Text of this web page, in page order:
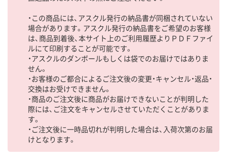
・この商品には、アスクル発行の納品書が同梱されていない
場合があります。アスクル発行の納品書をご希望のお客様
は、商品到着後、本サイト上のご利用履歴よりＰＤＦファイ
ルにて印刷することが可能です。
・アスクルのダンボールもしくは袋でのお届けではありま
せん。
・お客様のご都合によるご注文後の変更・キャンセル・返品・
交換はお受けできません。
・商品のご注文後に商品がお届けできないことが判明した
際には、ご注文をキャンセルさせていただくことがありま
す。
・ご注文後に一時品切れが判明した場合は、入荷次第のお届
けとなります。